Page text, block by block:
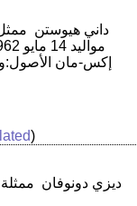
إكس-مان
)